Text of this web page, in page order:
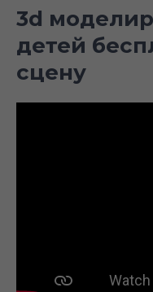
3d
детей
сцену